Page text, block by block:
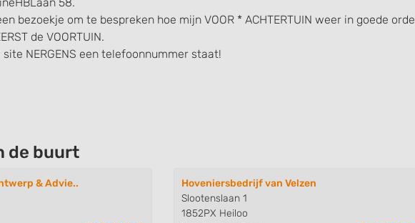
bezoekje om te bespreken hoe mijn VOOR * ACHTERTUIN weer in goede orde
de VOORTUIN.
NERGENS een telefoonnummer staat!
de buurt
& Advie..
Hoveniersbedrijf van Velzen
Slootenslaan 1
1852PX Heiloo